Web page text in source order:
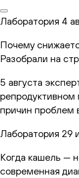
Лаборатория 4
Почему
Разобрали на
5 августа
причин проблем
Лаборатория 29
Когда кашель —
современная